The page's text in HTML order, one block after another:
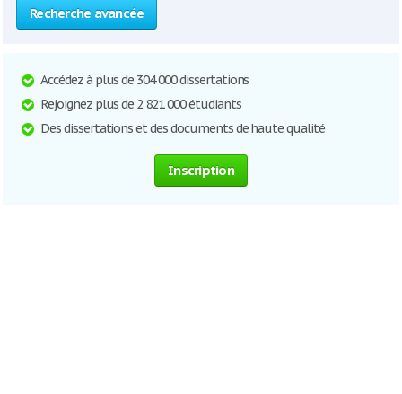
Recherche avancée
Accédez à plus de 304 000 dissertations
Rejoignez plus de 2 821 000 étudiants
Des dissertations et des documents de haute qualité
Inscription